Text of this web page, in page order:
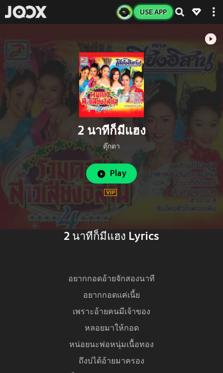
USE APP
2 นาทีก็มีแฮง
ตุ๊กตา
Play
2 นาทีก็มีแฮง Lyrics
อยากกอดอ้ายจักสองนาที
อยากกอดแค่เนี้ย
เพราะอ้ายคนมีเจ้าของ
หลอยมาให้กอด
หน่อยนะพ่อหนุ่มเนื้อทอง
ถึงบ่ได้อ้ายมาครอง